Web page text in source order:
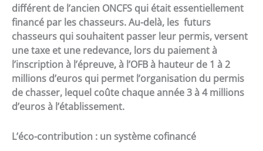
différent de l’ancien ONCFS qui était essentiellement
financé par les chasseurs. Au-delà, les futurs
chasseurs qui souhaitent passer leur permis, versent
une taxe et une redevance, lors du paiement à
l’inscription à l’épreuve, à l’OFB à hauteur de 1 à 2
millions d’euros qui permet l’organisation du permis
de chasser, lequel coûte chaque année 3 à 4 millions
d’euros à l’établissement.
L’éco-contribution : un système cofinancé